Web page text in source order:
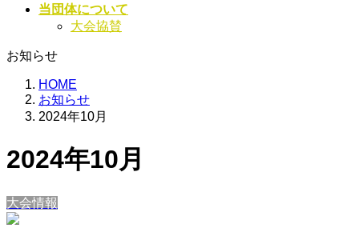
当団体について
大会協賛
お知らせ
HOME
お知らせ
2024年10月
2024年10月
大会情報